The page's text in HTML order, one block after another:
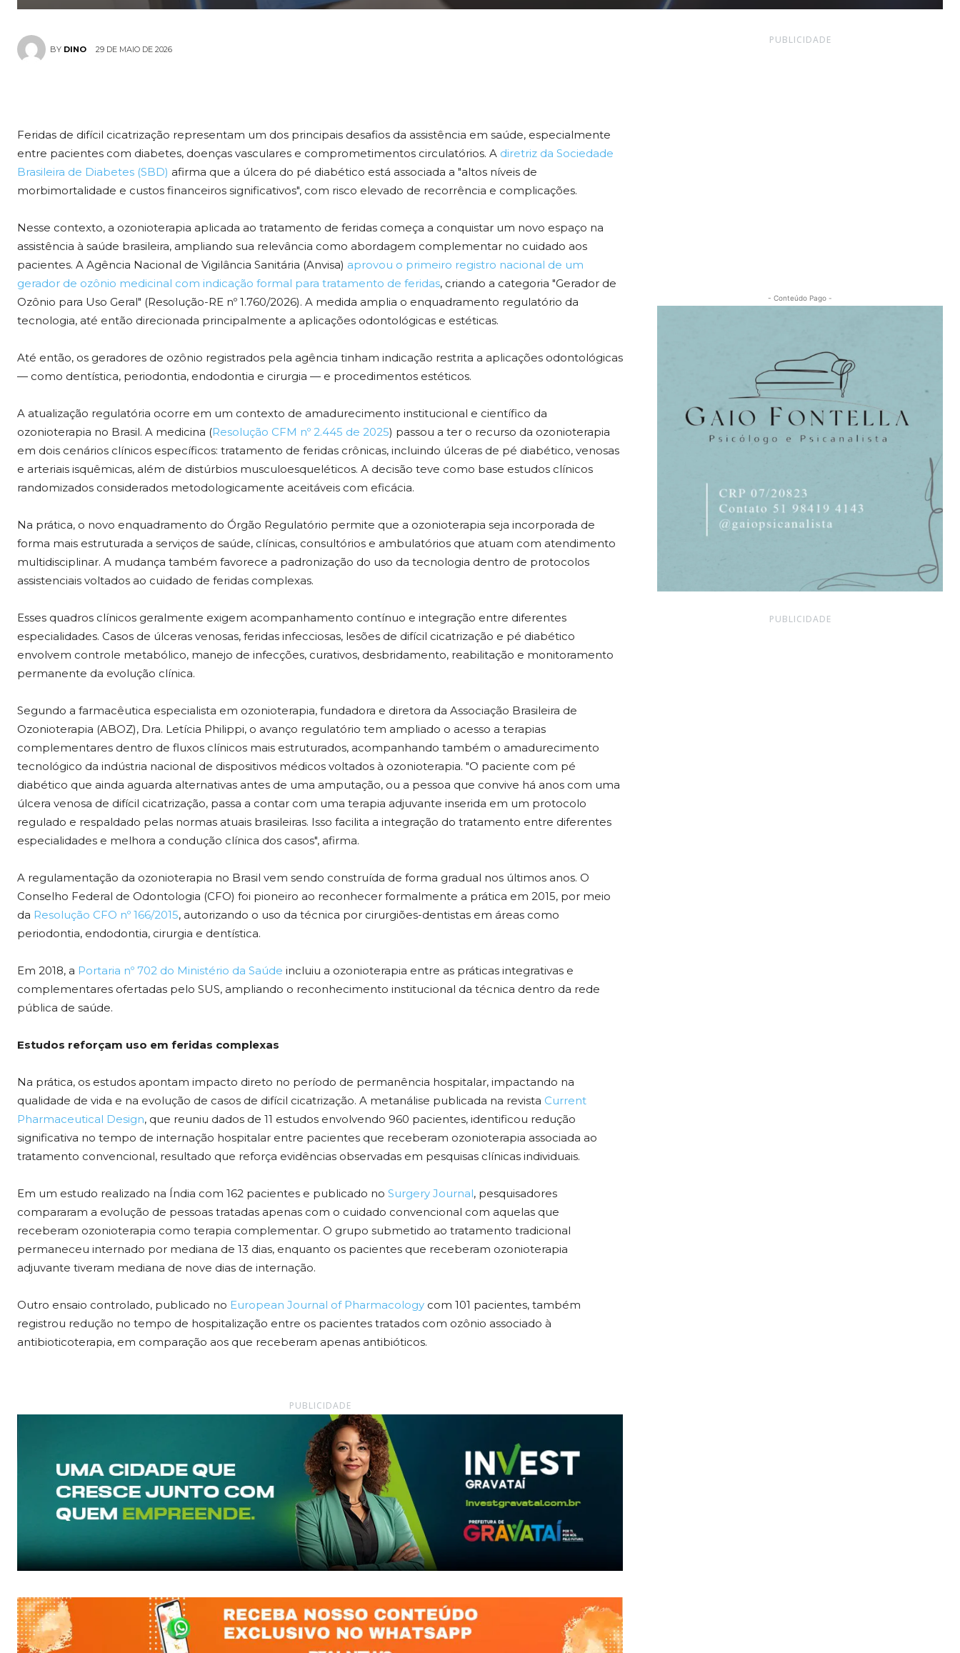
BY DINO 29 DE MAIO DE 2026
Feridas de difícil cicatrização representam um dos principais desafios da assistência em saúde, especialmente
entre pacientes com diabetes, doenças vasculares e comprometimentos circulatórios. A diretriz da Sociedade
Brasileira de Diabetes (SBD) afirma que a úlcera do pé diabético está associada a "altos níveis de
morbimortalidade e custos financeiros significativos", com risco elevado de recorrência e complicações.
Nesse contexto, a ozonioterapia aplicada ao tratamento de feridas começa a conquistar um novo espaço na
assistência à saúde brasileira, ampliando sua relevância como abordagem complementar no cuidado aos
pacientes. A Agência Nacional de Vigilância Sanitária (Anvisa) aprovou o primeiro registro nacional de um
gerador de ozônio medicinal com indicação formal para tratamento de feridas, criando a categoria "Gerador de
Ozônio para Uso Geral" (Resolução-RE nº 1.760/2026). A medida amplia o enquadramento regulatório da
tecnologia, até então direcionada principalmente a aplicações odontológicas e estéticas.
Até então, os geradores de ozônio registrados pela agência tinham indicação restrita a aplicações odontológicas
— como dentística, periodontia, endodontia e cirurgia — e procedimentos estéticos.
A atualização regulatória ocorre em um contexto de amadurecimento institucional e científico da
ozonioterapia no Brasil. A medicina (Resolução CFM nº 2.445 de 2025) passou a ter o recurso da ozonioterapia
em dois cenários clínicos específicos: tratamento de feridas crônicas, incluindo úlceras de pé diabético, venosas
e arteriais isquêmicas, além de distúrbios musculoesqueléticos. A decisão teve como base estudos clínicos
randomizados considerados metodologicamente aceitáveis com eficácia.
Na prática, o novo enquadramento do Órgão Regulatório permite que a ozonioterapia seja incorporada de
forma mais estruturada a serviços de saúde, clínicas, consultórios e ambulatórios que atuam com atendimento
multidisciplinar. A mudança também favorece a padronização do uso da tecnologia dentro de protocolos
assistenciais voltados ao cuidado de feridas complexas.
Esses quadros clínicos geralmente exigem acompanhamento contínuo e integração entre diferentes
especialidades. Casos de úlceras venosas, feridas infecciosas, lesões de difícil cicatrização e pé diabético
envolvem controle metabólico, manejo de infecções, curativos, desbridamento, reabilitação e monitoramento
permanente da evolução clínica.
Segundo a farmacêutica especialista em ozonioterapia, fundadora e diretora da Associação Brasileira de
Ozonioterapia (ABOZ), Dra. Letícia Philippi, o avanço regulatório tem ampliado o acesso a terapias
complementares dentro de fluxos clínicos mais estruturados, acompanhando também o amadurecimento
tecnológico da indústria nacional de dispositivos médicos voltados à ozonioterapia. "O paciente com pé
diabético que ainda aguarda alternativas antes de uma amputação, ou a pessoa que convive há anos com uma
úlcera venosa de difícil cicatrização, passa a contar com uma terapia adjuvante inserida em um protocolo
regulado e respaldado pelas normas atuais brasileiras. Isso facilita a integração do tratamento entre diferentes
especialidades e melhora a condução clínica dos casos", afirma.
A regulamentação da ozonioterapia no Brasil vem sendo construída de forma gradual nos últimos anos. O
Conselho Federal de Odontologia (CFO) foi pioneiro ao reconhecer formalmente a prática em 2015, por meio
da Resolução CFO nº 166/2015, autorizando o uso da técnica por cirurgiões-dentistas em áreas como
periodontia, endodontia, cirurgia e dentística.
Em 2018, a Portaria nº 702 do Ministério da Saúde incluiu a ozonioterapia entre as práticas integrativas e
complementares ofertadas pelo SUS, ampliando o reconhecimento institucional da técnica dentro da rede
pública de saúde.
Estudos reforçam uso em feridas complexas
Na prática, os estudos apontam impacto direto no período de permanência hospitalar, impactando na
qualidade de vida e na evolução de casos de difícil cicatrização. A metanálise publicada na revista Current
Pharmaceutical Design, que reuniu dados de 11 estudos envolvendo 960 pacientes, identificou redução
significativa no tempo de internação hospitalar entre pacientes que receberam ozonioterapia associada ao
tratamento convencional, resultado que reforça evidências observadas em pesquisas clínicas individuais.
Em um estudo realizado na Índia com 162 pacientes e publicado no Surgery Journal, pesquisadores
compararam a evolução de pessoas tratadas apenas com o cuidado convencional com aquelas que
receberam ozonioterapia como terapia complementar. O grupo submetido ao tratamento tradicional
permaneceu internado por mediana de 13 dias, enquanto os pacientes que receberam ozonioterapia
adjuvante tiveram mediana de nove dias de internação.
Outro ensaio controlado, publicado no European Journal of Pharmacology com 101 pacientes, também
registrou redução no tempo de hospitalização entre os pacientes tratados com ozônio associado à
antibioticoterapia, em comparação aos que receberam apenas antibióticos.
PUBLICIDADE
PUBLICIDADE
- Conteúdo Pago -
PUBLICIDADE